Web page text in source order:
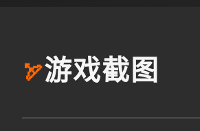
🏹游戏截图